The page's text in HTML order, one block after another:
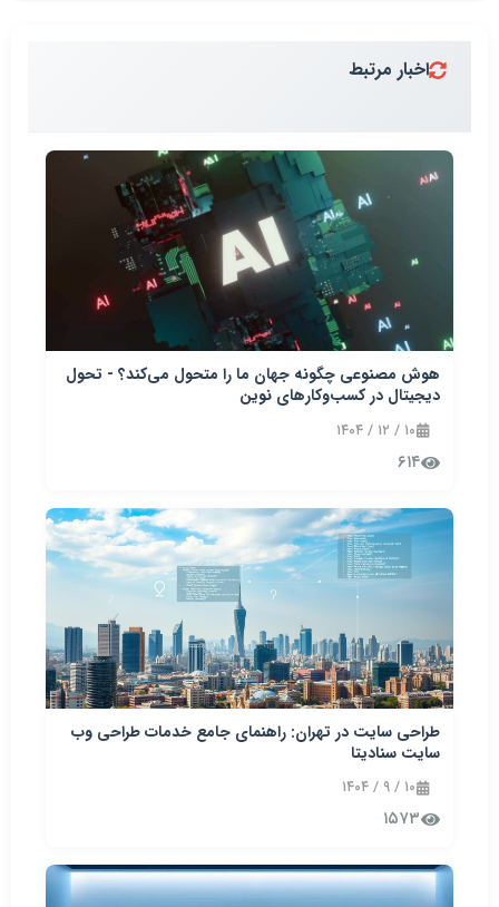
اخبار مرتبط
هوش مصنوعی چگونه جهان ما را متحول می‌کند؟ - تحول
دیجیتال در کسب‌وکارهای نوین
۱۰ / ۱۲ / ۱۴۰۴
۶۱۴
طراحی سایت در تهران: راهنمای جامع خدمات طراحی وب
سایت سنادیتا
۱۰ / ۹ / ۱۴۰۴
۱۵۷۳